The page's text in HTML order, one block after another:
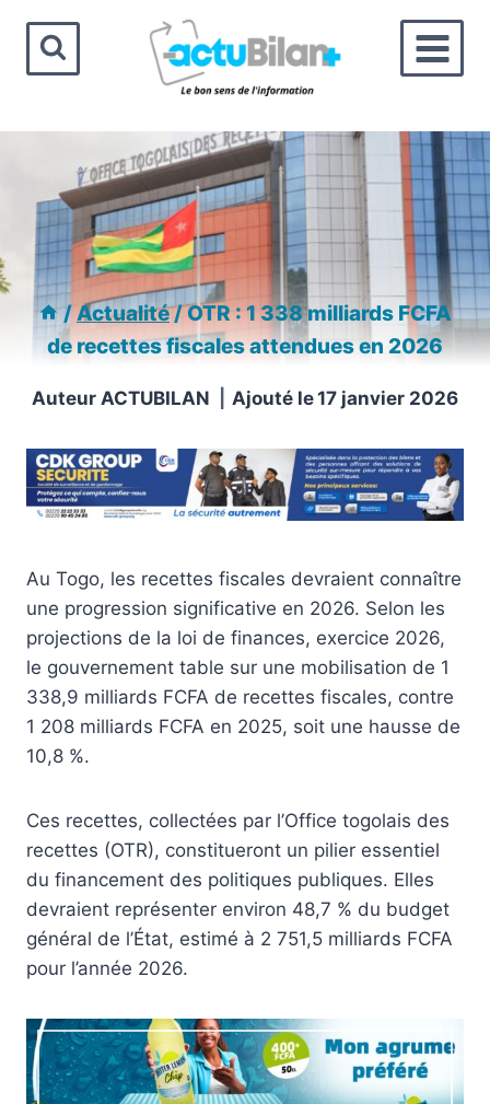
contenu
/Actualité/OTR : 1 338 milliards FCFA
de recettes fiscales attendues en 2026
Auteur ACTUBILAN Ajouté le17 janvier 2026
Au Togo, les recettes fiscales devraient connaître
une progression significative en 2026. Selon les
projections de la loi de finances, exercice 2026,
le gouvernement table sur une mobilisation de 1
338,9 milliards FCFA de recettes fiscales, contre
1 208 milliards FCFA en 2025, soit une hausse de
10,8 %.
Ces recettes, collectées par l’Office togolais des
recettes (OTR), constitueront un pilier essentiel
du financement des politiques publiques. Elles
devraient représenter environ 48,7 % du budget
général de l’État, estimé à 2 751,5 milliards FCFA
pour l’année 2026.